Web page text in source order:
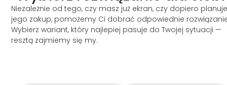
Niezależnie od tego, czy masz już ekran, czy dopiero
jego zakup, pomożemy Ci dobrać odpowiednie
Wybierz wariant, który najlepiej pasuje do Twojej sytuacji —
resztą zajmiemy się my.